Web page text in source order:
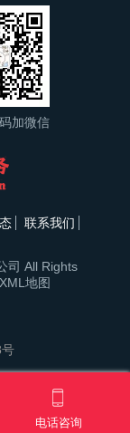
加微信
联系我们
司 All Rights
XML地图
电话咨询